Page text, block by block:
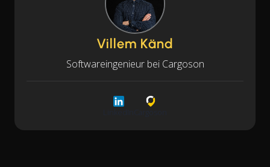
Villem Känd
Softwareingenieur bei Cargoson